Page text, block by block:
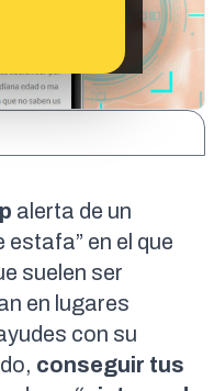
alerta de un
estafa” en el que
suelen ser
en lugares
con su
conseguir tus